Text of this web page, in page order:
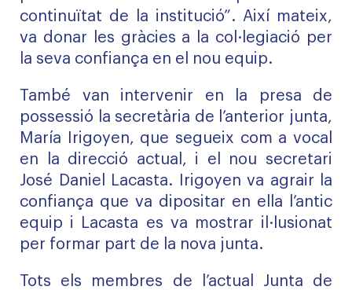
continuïtat de la institució”. Així mateix,
va donar les gràcies a la col·legiació per
la seva confiança en el nou equip.
També van intervenir en la presa de
possessió la secretària de l’anterior junta,
María Irigoyen, que segueix com a vocal
en la direcció actual, i el nou secretari
José Daniel Lacasta. Irigoyen va agrair la
confiança que va dipositar en ella l’antic
equip i Lacasta es va mostrar il·lusionat
per formar part de la nova junta.
Tots els membres de l’actual Junta de